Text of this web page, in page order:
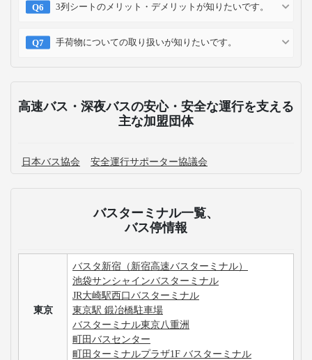
3列シートのメリット・デメリットが知りたいです。
手荷物についての取り扱いが知りたいです。
高速バス・深夜バスの安心・安全な運行を支える
主な加盟団体
日本バス協会 安全運行サポーター協議会
バスターミナル一覧、
バス停情報
東京
バスタ新宿（新宿高速バスターミナル）
池袋サンシャインバスターミナル
JR大崎駅西口バスターミナル
東京駅 鍛冶橋駐車場
バスターミナル東京八重洲
町田バスセンター
町田ターミナルプラザ1F バスターミナル